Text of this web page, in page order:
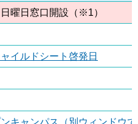
曜日窓口開設（※1）
イルドシート啓発日
キャンパス（別ウィンドウ